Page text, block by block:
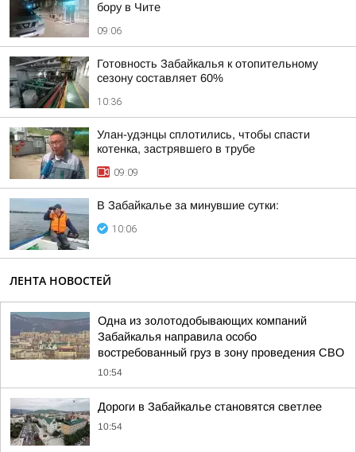
бору в Чите
09:06
Готовность Забайкалья к отопительному
сезону составляет 60%
10:36
Улан-удэнцы сплотились, чтобы спасти
котенка, застрявшего в трубе
09:09
В Забайкалье за минувшие сутки:
10:06
ЛЕНТА НОВОСТЕЙ
Одна из золотодобывающих компаний
Забайкалья направила особо
востребованный груз в зону проведения СВО
10:54
Дороги в Забайкалье становятся светлее
10:54